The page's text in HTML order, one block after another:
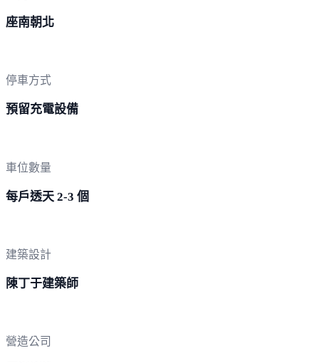
座南朝北
停車方式
預留充電設備
車位數量
每戶透天 2-3 個
建築設計
陳丁于建築師
營造公司